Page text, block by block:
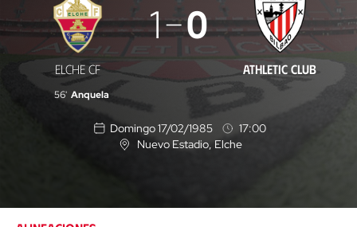
Elche
CF
-
Athletic
ELCHE CF
1 0
ATHLETIC CLUB
56' Anquela
Domingo 17/02/1985
17:00
U
Nuevo Estadio, Elche